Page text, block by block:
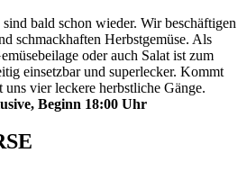
bald schon wieder. Wir beschäftigen
schmackhaften Herbstgemüse. Als
oder auch Salat ist zum
einsetzbar und superlecker. Kommt
vier leckere herbstliche Gänge.
Beginn 18:00 Uhr